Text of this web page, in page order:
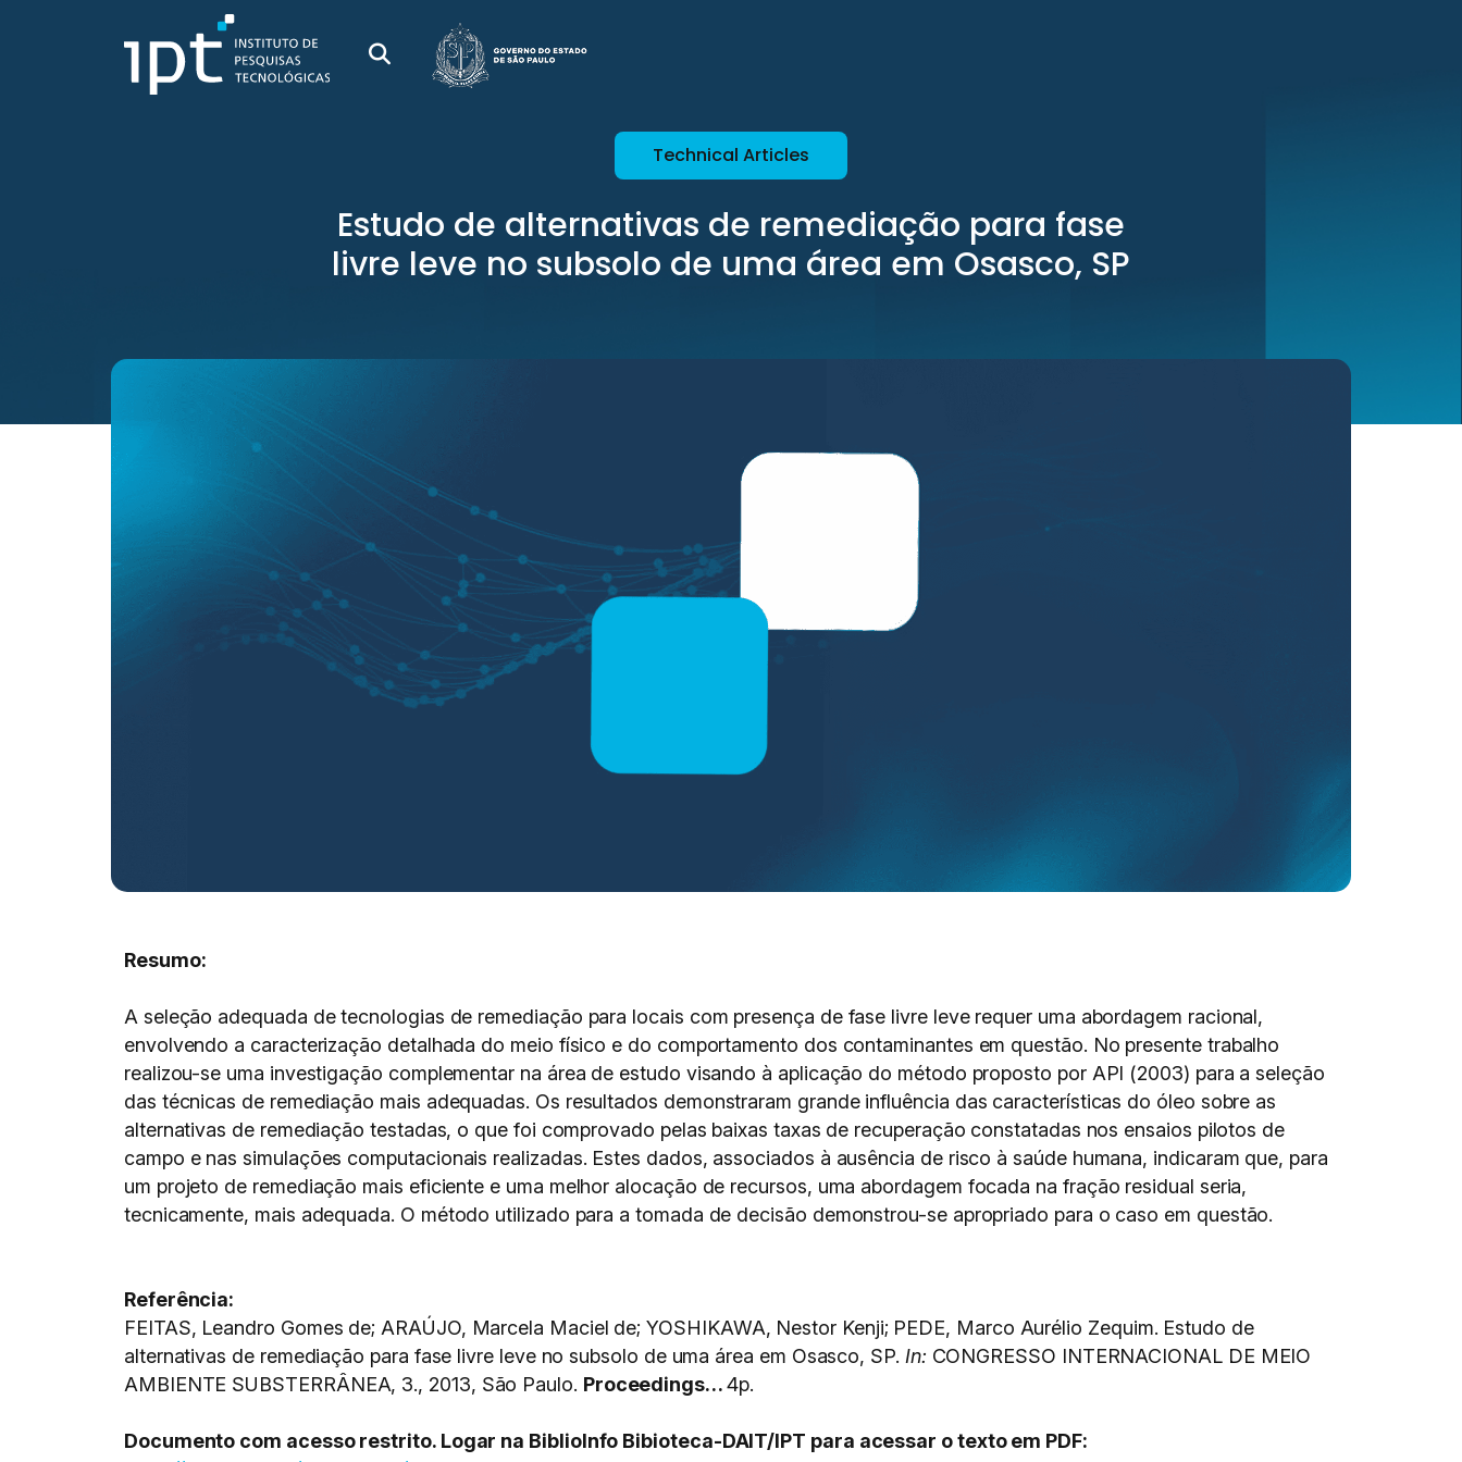
Technical Articles
Estudo de alternativas de remediação para fase
livre leve no subsolo de uma área em Osasco, SP
Resumo:
A seleção adequada de tecnologias de remediação para locais com presença de fase livre leve requer uma abordagem racional,
envolvendo a caracterização detalhada do meio físico e do comportamento dos contaminantes em questão. No presente trabalho
realizou-se uma investigação complementar na área de estudo visando à aplicação do método proposto por API (2003) para a seleção
das técnicas de remediação mais adequadas. Os resultados demonstraram grande influência das características do óleo sobre as
alternativas de remediação testadas, o que foi comprovado pelas baixas taxas de recuperação constatadas nos ensaios pilotos de
campo e nas simulações computacionais realizadas. Estes dados, associados à ausência de risco à saúde humana, indicaram que, para
um projeto de remediação mais eficiente e uma melhor alocação de recursos, uma abordagem focada na fração residual seria,
tecnicamente, mais adequada. O método utilizado para a tomada de decisão demonstrou-se apropriado para o caso em questão.
Referência:
FEITAS, Leandro Gomes de; ARAÚJO, Marcela Maciel de; YOSHIKAWA, Nestor Kenji; PEDE, Marco Aurélio Zequim. Estudo de
alternativas de remediação para fase livre leve no subsolo de uma área em Osasco, SP. In: CONGRESSO INTERNACIONAL DE MEIO
AMBIENTE SUBSTERRÂNEA, 3., 2013, São Paulo. Proceedings…4p.
Documento com acesso restrito. Logar na BiblioInfo Bibioteca-DAIT/IPT para acessar o texto em PDF: